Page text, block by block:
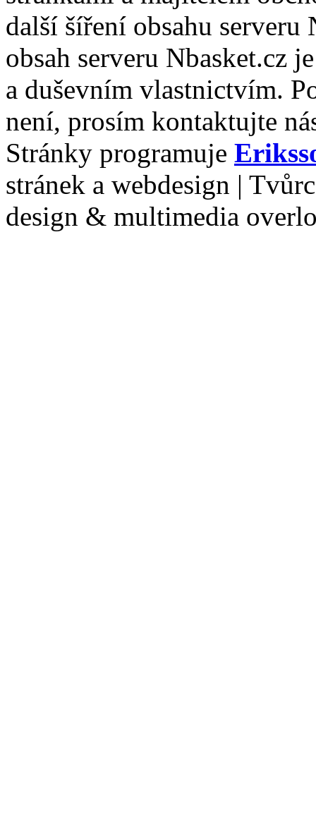
další šíření obsahu serveru
obsah serveru Nbasket.cz
a duševním vlastnictvím.
není, prosím kontaktujte
Stránky programuje
stránek a webdesign |
design & multimedia